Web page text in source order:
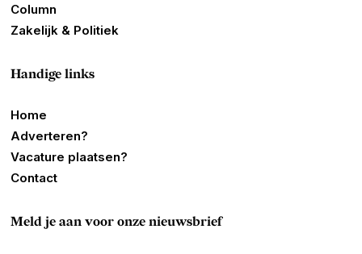
Column
Zakelijk & Politiek
Handige links
Home
Adverteren?
Vacature plaatsen?
Contact
Meld je aan voor onze nieuwsbrief